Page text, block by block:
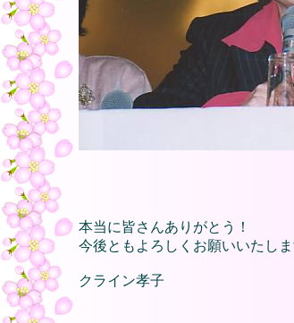
本当に皆さんありがとう！
今後ともよろしくお願いいたしま
クライン孝子